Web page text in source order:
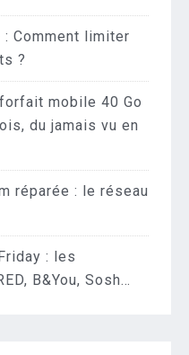
Comment limiter
?
mobile 40 Go
du jamais vu en
réparée : le réseau
: les
B&You, Sosh…